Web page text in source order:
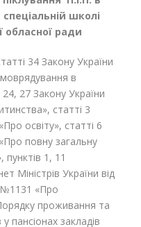
школі
ради
34 Закону України
в
24, 27 Закону України
статті 3
освіту», статті 6
повну загальну
пунктів 1, 11
Міністрів України від
№1131 «Про
проживання та
пансіонах закладів